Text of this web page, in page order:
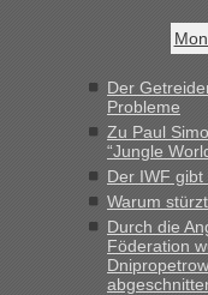
buchbar - warum auch
Hab´s versucht -
Strecke fahren wir
MHG1023 inBerichte
die Ukraine
„Man sollte aber
LeoExpress ist - und
Der
Probleme
Zu Paul
“Jungle
Der IWF
Warum
Durch die
Föderation